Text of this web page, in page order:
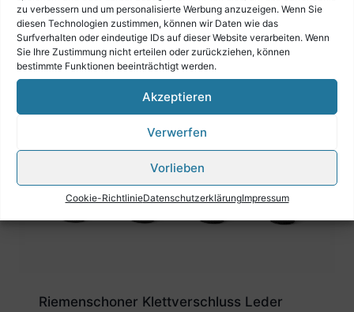
zu verbessern und um personalisierte Werbung anzuzeigen. Wenn Sie
diesen Technologien zustimmen, können wir Daten wie das
Surfverhalten oder eindeutige IDs auf dieser Website verarbeiten. Wenn
Sie Ihre Zustimmung nicht erteilen oder zurückziehen, können
bestimmte Funktionen beeinträchtigt werden.
Akzeptieren
Verwerfen
Vorlieben
Cookie-RichtlinieDatenschutzerklärungImpressum
Riemenschoner Klettverschluss Leder